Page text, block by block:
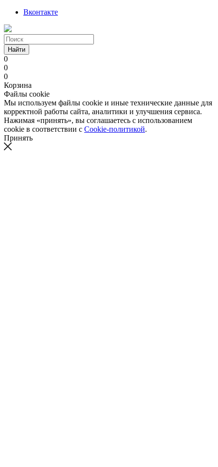
Вконтакте
Найти
0
0
0
Корзина
Файлы cookie
Мы используем файлы cookie и иные технические данные для
корректной работы сайта, аналитики и улучшения сервиса.
Нажимая «принять», вы соглашаетесь с использованием
cookie в соответствии с Cookie-политикой.
Принять